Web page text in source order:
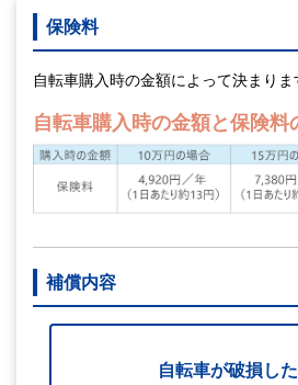
保険料
自転車購入時の金額によって決まりま
自転車購入時の金額と保険料
補償内容
自転車が破損し